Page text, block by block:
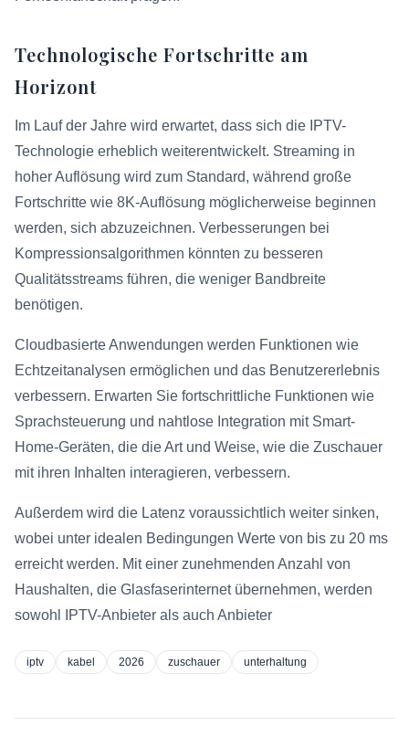
Technologische Fortschritte am
Horizont
Im Lauf der Jahre wird erwartet, dass sich die IPTV-
Technologie erheblich weiterentwickelt. Streaming in
hoher Auflösung wird zum Standard, während große
Fortschritte wie 8K-Auflösung möglicherweise beginnen
werden, sich abzuzeichnen. Verbesserungen bei
Kompressionsalgorithmen könnten zu besseren
Qualitätsstreams führen, die weniger Bandbreite
benötigen.
Cloudbasierte Anwendungen werden Funktionen wie
Echtzeitanalysen ermöglichen und das Benutzererlebnis
verbessern. Erwarten Sie fortschrittliche Funktionen wie
Sprachsteuerung und nahtlose Integration mit Smart-
Home-Geräten, die die Art und Weise, wie die Zuschauer
mit ihren Inhalten interagieren, verbessern.
Außerdem wird die Latenz voraussichtlich weiter sinken,
wobei unter idealen Bedingungen Werte von bis zu 20 ms
erreicht werden. Mit einer zunehmenden Anzahl von
Haushalten, die Glasfaserinternet übernehmen, werden
sowohl IPTV-Anbieter als auch Anbieter
iptv kabel 2026 zuschauer unterhaltung